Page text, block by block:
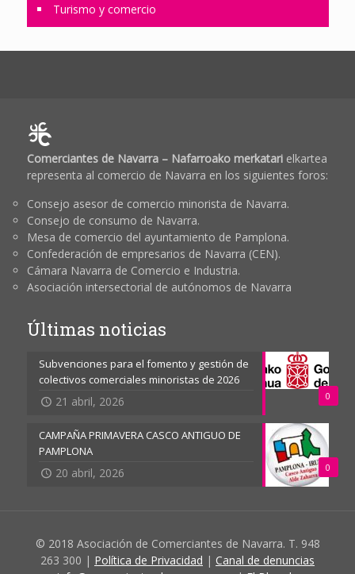
Turismo y comercio
Comerciantes de Navarra – Nafarroako merkatarielkartea
representa al comercio de Navarra en los siguientes foros:
Consejo asesor de comercio minorista de Navarra.
Consejo de consumo de Navarra.
Mesa de comercio del ayuntamiento de Pamplona.
Confederación de empresarios de Navarra (CEN).
Cámara Navarra de Comercio e Industria.
Asociación intersectorial de autónomos de Navarra
Últimas noticias
0
Subvenciones para el fomento y gestión de
colectivos comerciales minoristas de 2026
21 abril, 2026
0
CAMPAÑA PRIMAVERA CASCO ANTIGUO DE
PAMPLONA
20 abril, 2026
© 2018 Asociación de Comerciantes de Navarra. T. 948
263 300 | Política de Privacidad | Canal de denuncias